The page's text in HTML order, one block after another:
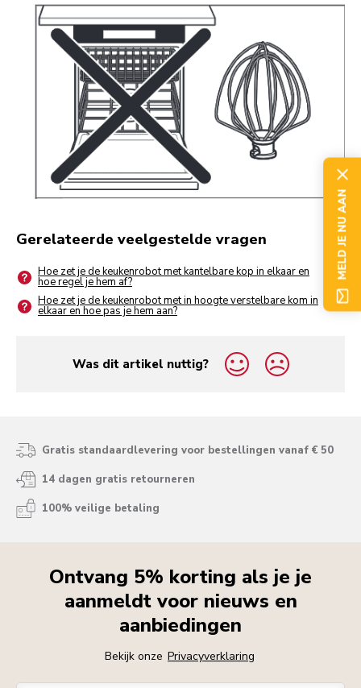
Gerelateerde veelgestelde vragen
Hoe zet je de keukenrobot met kantelbare kop in elkaar en
hoe regel je hem af?
Hoe zet je de keukenrobot met in hoogte verstelbare kom in
elkaar en hoe pas je hem aan?
Was dit artikel nuttig?
yes
no
Gratis standaardlevering voor bestellingen vanaf € 50
14 dagen gratis retourneren
100% veilige betaling
Ontvang 5% korting als je je
aanmeldt voor nieuws en
aanbiedingen
Bekijk onze Privacyverklaring
MELD JE NU AAN